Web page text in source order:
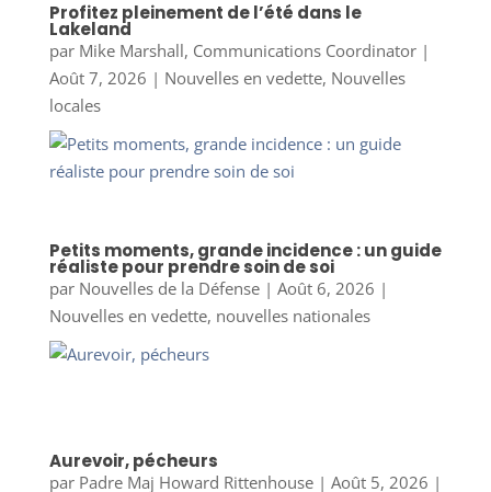
Profitez pleinement de l’été dans le
Lakeland
par Mike Marshall, Communications Coordinator|
Août 7, 2026 | Nouvelles en vedette, Nouvelles
locales
Petits moments, grande incidence : un guide
réaliste pour prendre soin de soi
par Nouvelles de la Défense| Août 6, 2026 |
Nouvelles en vedette, nouvelles nationales
Aurevoir, pécheurs
par Padre Maj Howard Rittenhouse| Août 5, 2026 |